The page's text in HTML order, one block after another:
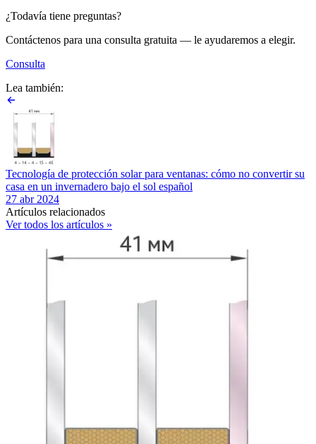
¿Todavía tiene preguntas?
Contáctenos para una consulta gratuita — le ayudaremos a elegir.
Consulta
Lea también:
Tecnología de protección solar para ventanas: cómo no convertir su
casa en un invernadero bajo el sol español
27 abr 2024
Artículos relacionados
Ver todos los artículos »